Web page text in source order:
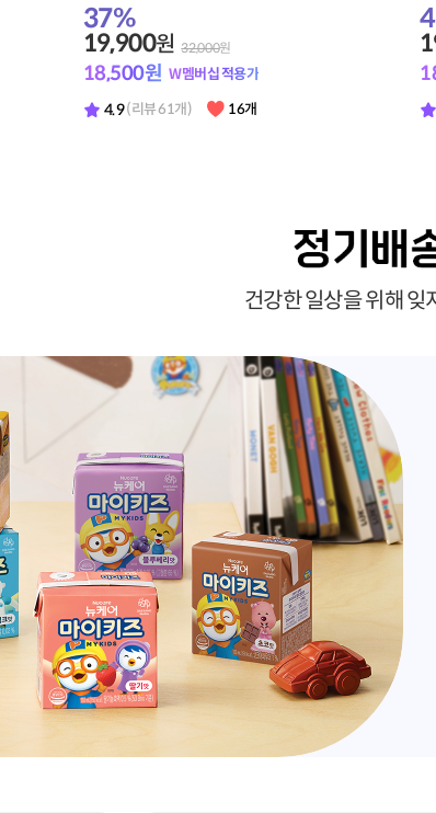
47%
15,900원 30,000원
14,780원 W멤버십 적용가
4.9(리뷰 394개) 39개
건강한 일상을 위해 잊